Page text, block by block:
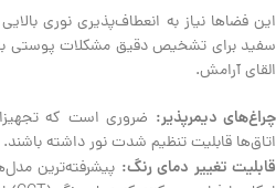
این فضاها نیاز به انعطاف‌پذیری نوری
سفید برای تشخیص دقیق مشکلات پوستی
القای آرامش.
چراغ‌های دیمرپذیر: ضروری است که
اتاق‌ها قابلیت تنظیم شدت نور داشته باشند.
قابلیت تغییر دمای رنگ: